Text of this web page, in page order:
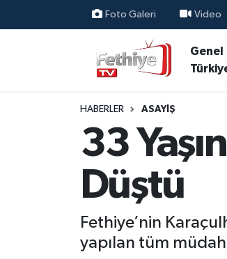
Foto Galeri Video
Genel
HABERLER ASAYIŞ
33
Düştü
Fethiye’nin
yapılan tüm
Muğla Nöbetçi Eczaneler
Muğla Trafik Yoğunluk Haritası
Süper Lig Puan Durumu ve Fikstür
Tüm Manşetler